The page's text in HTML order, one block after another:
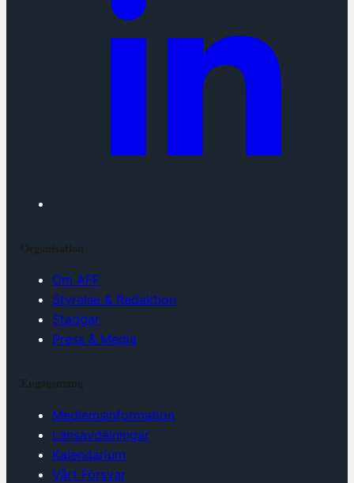
Om AFF
Styrelse & Redaktion
Stadgar
Press & Media
Medlemsinformation
Länsavdelningar
Kalendarium
Vårt Försvar